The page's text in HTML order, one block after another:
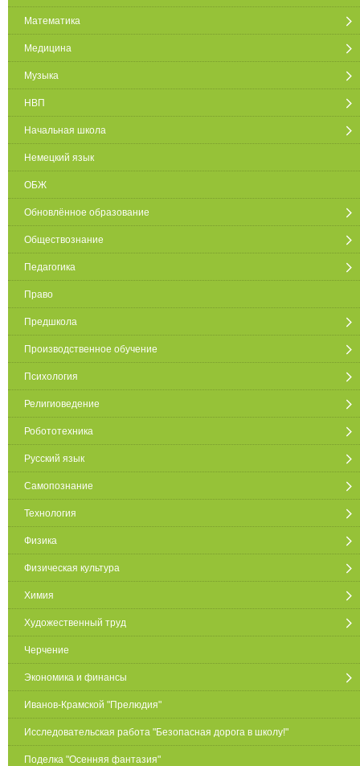
Математика
Медицина
Музыка
НВП
Начальная школа
Немецкий язык
ОБЖ
Обновлённое образование
Обществознание
Педагогика
Право
Предшкола
Производственное обучение
Психология
Религиоведение
Робототехника
Русский язык
Самопознание
Технология
Физика
Физическая культура
Химия
Художественный труд
Черчение
Экономика и финансы
Иванов-Крамской "Прелюдия"
Исследовательская работа "Безопасная дорога в школу!"
Поделка "Осенняя фантазия"